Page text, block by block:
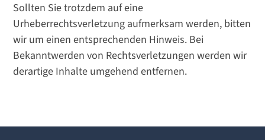
Sollten Sie trotzdem auf eine
Urheberrechtsverletzung aufmerksam werden, bitten
wir um einen entsprechenden Hinweis. Bei
Bekanntwerden von Rechtsverletzungen werden wir
derartige Inhalte umgehend entfernen.